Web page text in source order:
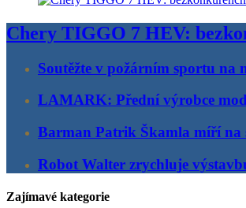
Chery TIGGO 7 HEV:
Soutěžte v požárním sportu na
LAMARK: Přední výrobce
Barman Patrik Škamla míří na
Robot Walter zrychluje
Zajímavé kategorie